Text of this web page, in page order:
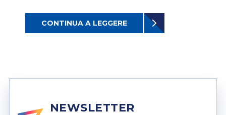
CONTINUA A LEGGERE
NEWSLETTER